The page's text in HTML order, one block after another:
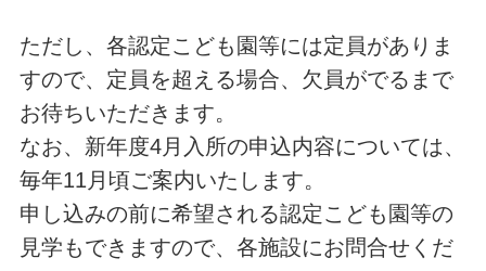
ただし、各認定こども園等には定員がありま
すので、定員を超える場合、欠員がでるまで
お待ちいただきます。
なお、新年度4月入所の申込内容については、
毎年11月頃ご案内いたします。
申し込みの前に希望される認定こども園等の
見学もできますので、各施設にお問合せくだ